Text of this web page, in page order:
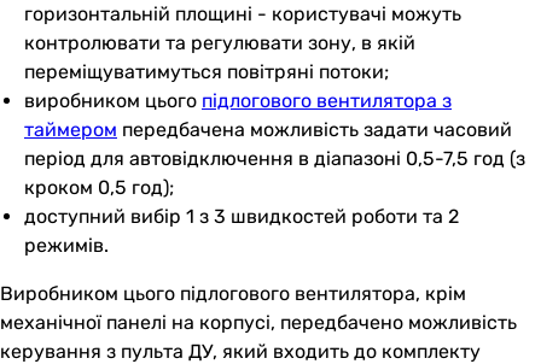
горизонтальній площині - користувачі можуть
контролювати та регулювати зону, в якій
переміщуватимуться повітряні потоки;
виробником цього підлогового вентилятора з
таймером передбачена можливість задати часовий
період для автовідключення в діапазоні 0,5-7,5 год (з
кроком 0,5 год);
доступний вибір 1 з 3 швидкостей роботи та 2
режимів.
Виробником цього підлогового вентилятора, крім
механічної панелі на корпусі, передбачено можливість
керування з пульта ДУ, який входить до комплекту